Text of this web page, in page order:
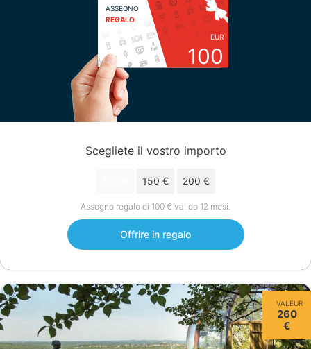
ASSEGNO
REGALO
EUR
100
Scegliete il vostro importo
150 € 200 €
Assegno regalo di 100 € valido 12 mesi.
Offrire in regalo
VALEUR
260
€